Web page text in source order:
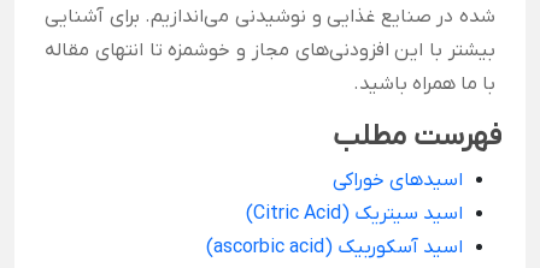
شده در صنایع غذایی و نوشیدنی می‌اندازیم. برای آشنایی
بیشتر با این افزودنی‌های مجاز و خوشمزه تا انتهای مقاله
با ما همراه باشید.
فهرست مطلب
اسید‌های خوراکی
اسید سیتریک (Citric Acid)
اسید آسکوربیک (ascorbic acid)